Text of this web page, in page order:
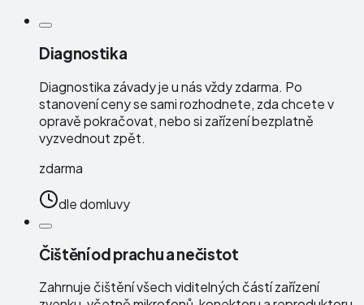
Diagnostika
Diagnostika závady je u nás vždy zdarma. Po
stanovení ceny se sami rozhodnete, zda chcete v
opravě pokračovat, nebo si zařízení bezplatně
vyzvednout zpět.
zdarma
dle domluvy
Čištění od prachu a nečistot
Zahrnuje čištění všech viditelných částí zařízení